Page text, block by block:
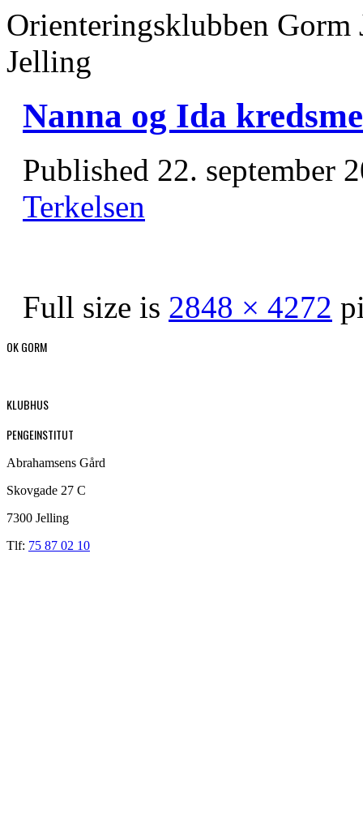
Orienteringsklubben
Jelling
Nanna og Ida
Published 22. september
Terkelsen
Full size is 2848 × 4272
OK GORM
KLUBHUS
PENGEINSTITUT
Abrahamsens Gård
Skovgade 27 C
7300 Jelling
Tlf: 75 87 02 10